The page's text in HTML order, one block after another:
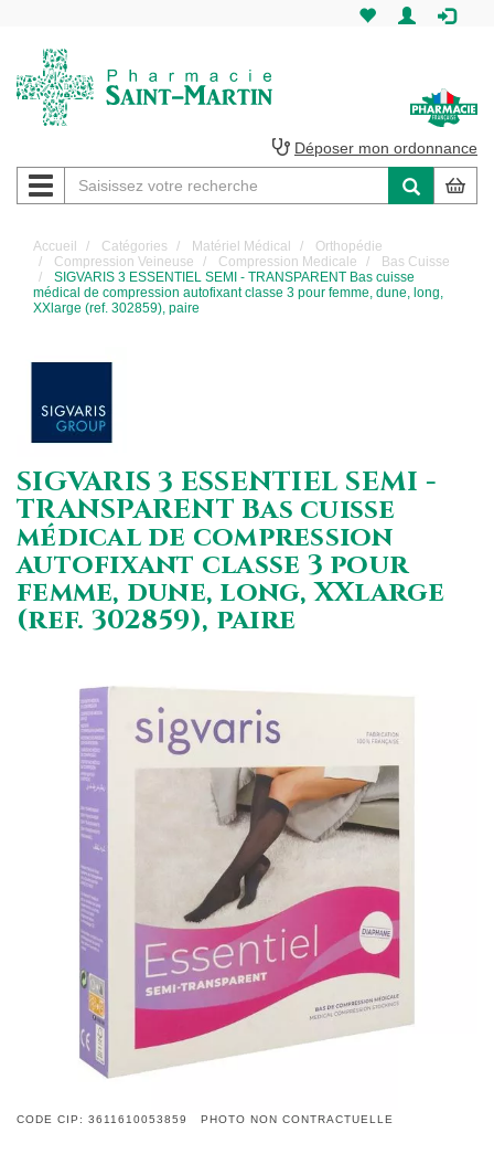
Martin
Pharmacie
Saint-
Martin
Déposer mon ordonnance
Navigation
Accueil Catégories Matériel Médical
Orthopédie
Compression Veineuse
Compression Medicale
Bas Cuisse
SIGVARIS 3 ESSENTIEL SEMI - TRANSPARENT Bas cuisse
médical de compression autofixant classe 3 pour femme, dune, long,
XXlarge (ref. 302859), paire
SIGVARIS 3 ESSENTIEL SEMI -
TRANSPARENT Bas cuisse
médical de compression
autofixant classe 3 pour
femme, dune, long, XXlarge
(ref. 302859), paire
CODE CIP: 3611610053859 PHOTO NON CONTRACTUELLE